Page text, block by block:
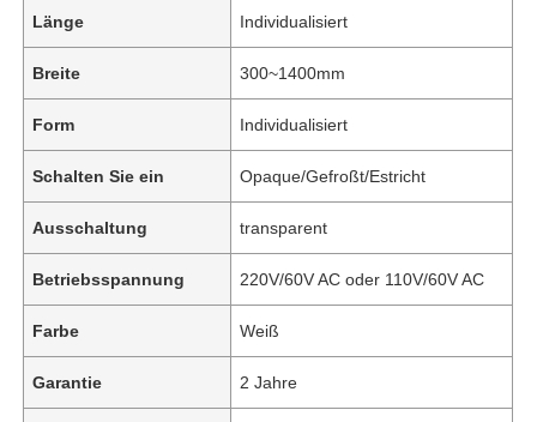
Länge Individualisiert
Breite 300~1400mm
Form Individualisiert
Schalten Sie ein Opaque/Gefroßt/Estricht
Ausschaltung transparent
Betriebsspannung 220V/60V AC oder 110V/60V AC
Farbe Weiß
Garantie 2 Jahre